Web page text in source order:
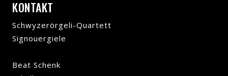
KONTAKT
Schwyzerörgeli-Quartett
Signouergiele
Beat Schenk